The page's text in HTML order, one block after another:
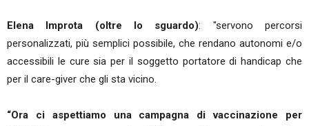
Elena Improta (oltre lo sguardo): "servono percorsi
personalizzati, più semplici possibile, che rendano autonomi e/o
accessibili le cure sia per il soggetto portatore di handicap che
per il care-giver che gli sta vicino.
“Ora ci aspettiamo una campagna di vaccinazione per